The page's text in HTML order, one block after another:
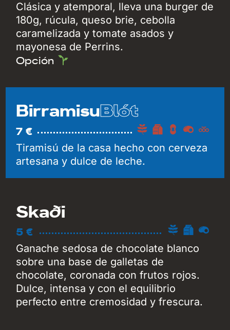
Clásica y atemporal, lleva una burger de
180g, rúcula, queso brie, cebolla
caramelizada y tomate asados y
mayonesa de Perrins.
Opción
BirramisuBlót
7 €
Tiramisú de la casa hecho con cerveza
artesana y dulce de leche.
Skaði
5 €
Ganache sedosa de chocolate blanco
sobre una base de galletas de
chocolate, coronada con frutos rojos.
Dulce, intensa y con el equilibrio
perfecto entre cremosidad y frescura.